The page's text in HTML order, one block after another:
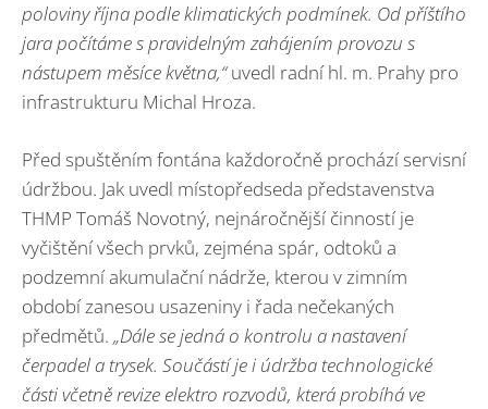
poloviny října podle klimatických podmínek. Od příštího
jara počítáme s pravidelným zahájením provozu s
nástupem měsíce května,“uvedl radní hl. m. Prahy pro
infrastrukturu Michal Hroza.
Před spuštěním fontána každoročně prochází servisní
údržbou. Jak uvedl místopředseda představenstva
THMP Tomáš Novotný, nejnáročnější činností je
vyčištění všech prvků, zejména spár, odtoků a
podzemní akumulační nádrže, kterou v zimním
období zanesou usazeniny i řada nečekaných
předmětů. „Dále se jedná o kontrolu a nastavení
čerpadel a trysek. Součástí je i údržba technologické
části včetně revize elektro rozvodů, která probíhá ve